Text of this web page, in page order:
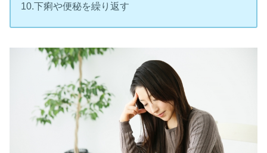
10.下痢や便秘を繰り返す